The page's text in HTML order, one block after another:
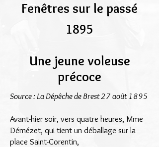
Fenêtres sur le passé
1895
Une jeune voleuse
précoce
Source : La Dépêche de Brest 27 août 1895
Avant-hier soir, vers quatre heures, Mme
Démézet, qui tient un déballage sur la
place Saint-Corentin,